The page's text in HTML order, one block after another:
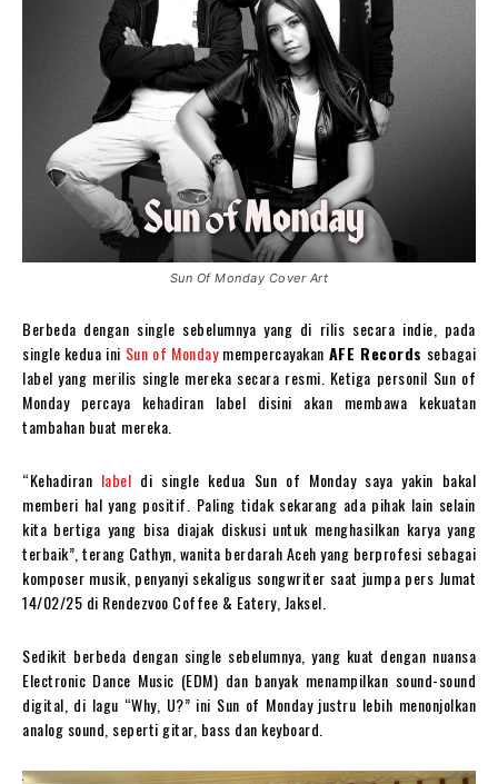
Sun Of Monday Cover Art
Berbeda dengan single sebelumnya yang di rilis secara indie, pada
single kedua ini Sun of Mondaymempercayakan AFE Records sebagai
label yang merilis single mereka secara resmi. Ketiga personil Sun of
Monday percaya kehadiran label disini akan membawa kekuatan
tambahan buat mereka.
“Kehadiran label di single kedua Sun of Monday saya yakin bakal
memberi hal yang positif. Paling tidak sekarang ada pihak lain selain
kita bertiga yang bisa diajak diskusi untuk menghasilkan karya yang
terbaik”, terang Cathyn, wanita berdarah Aceh yang berprofesi sebagai
komposer musik, penyanyi sekaligus songwriter saat jumpa pers Jumat
14/02/25 di Rendezvoo Coffee & Eatery, Jaksel.
Sedikit berbeda dengan single sebelumnya, yang kuat dengan nuansa
Electronic Dance Music (EDM) dan banyak menampilkan sound-sound
digital, di lagu “Why, U?” ini Sun of Monday justru lebih menonjolkan
analog sound, seperti gitar, bass dan keyboard.